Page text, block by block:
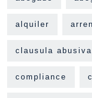
alquiler
clausula abusiva
compliance